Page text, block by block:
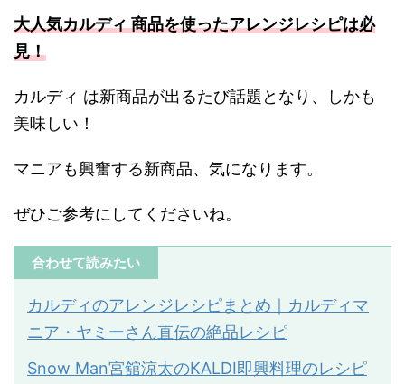
大人気カルディ 商品を使ったアレンジレシピは必
見！
カルディ は新商品が出るたび話題となり、しかも
美味しい！
マニアも興奮する新商品、気になります。
ぜひご参考にしてくださいね。
合わせて読みたい
カルディのアレンジレシピまとめ｜カルディマ
ニア・ヤミーさん直伝の絶品レシピ
Snow Man宮舘涼太のKALDI即興料理のレシピ